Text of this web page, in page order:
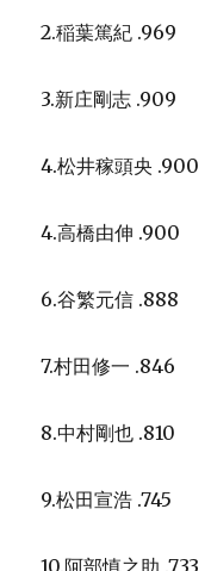
2.稲葉篤紀 .969
3.新庄剛志 .909
4.松井稼頭央 .900
4.高橋由伸 .900
6.谷繁元信 .888
7.村田修一 .846
8.中村剛也 .810
9.松田宣浩 .745